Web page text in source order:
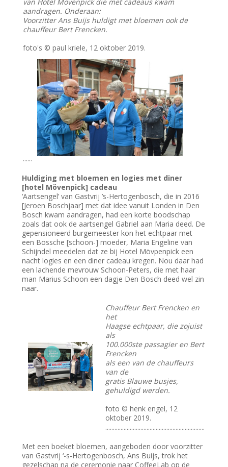
aandragen. Onderaan:
Voorzitter Ans Buijs huldigt met bloemen ook de
chauffeur Bert Frencken.
foto's © paul kriele, 12 oktober 2019.
......
Huldiging met bloemen en logies met diner
[hotel Mövenpick] cadeau
‘Aartsengel’ van Gastvrij ’s-Hertogenbosch, die in 2016
[Jeroen Boschjaar] met dat idee vanuit Londen in Den
Bosch kwam aandragen, had een korte boodschap
zoals dat ook de aartsengel Gabriel aan Maria deed. De
gepensioneerd burgemeester kon het echtpaar met
een Bossche [schoon-] moeder, Maria Engeline van
Schijndel meedelen dat ze bij Hotel Mövpenpick een
nacht logies en een diner cadeau kregen. Nou daar had
een lachende mevrouw Schoon-Peters, die met haar
man Marius Schoon een dagje Den Bosch deed wel zin
naar.
Chauffeur Bert Frencken en
het
Haagse echtpaar, die zojuist
als
100.000ste passagier en Bert
Frencken
als een van de chauffeurs
van de
gratis Blauwe busjes,
gehuldigd werden.
foto © henk engel, 12
oktober 2019.
.................................................................
Met een boeket bloemen, aangeboden door voorzitter
van Gastvrij ‘-s-Hertogenbosch, Ans Buijs, trok het
gezelschap na de ceremonie naar CoffeeLab op de